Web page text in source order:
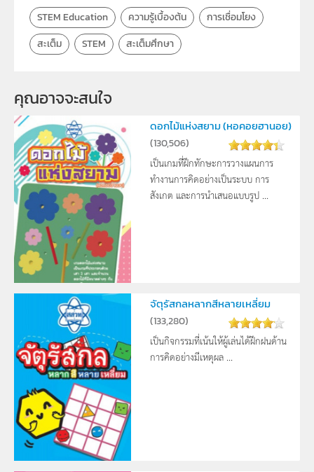
ครู, นักเรียน, บุคคลทั่วไป
STEM Education ความรู้เบื้องต้น
การเชื่อมโยง
สะเต็ม
STEM สะเต็มศึกษา
คุณอาจจะสนใจ
ดอกไม้แห่งสยาม (หอคอยฮานอย)
(130,506)
เป็นเกมที่ฝึกทักษะการวางแผนการ
ทำงานการคิดอย่างเป็นระบบ การ
สังเกต และการนำเสนอแบบรูป ...
จัตุรัสกลหลากสีหลายเหลี่ยม
(133,280)
เป็นกิจกรรมที่เน้นให้ผู้เล่นได้ฝึกฝนด้าน
การคิดอย่างมีเหตุผล ...